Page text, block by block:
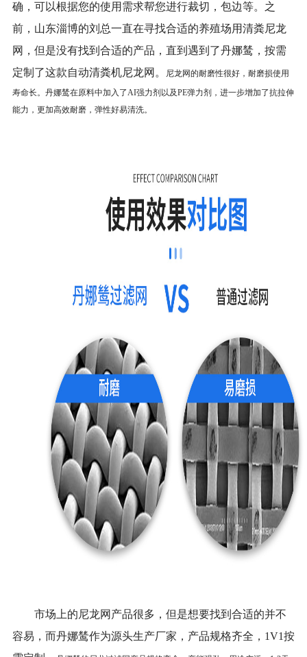
确，可以根据您的使用需求帮您进行裁切，包边等。之
前，山东淄博的刘总一直在寻找合适的养殖场用清粪尼龙
网，但是没有找到合适的产品，直到遇到了丹娜鸶，按需
定制了这款自动清粪机尼龙网。
尼龙网的耐磨性很好，耐磨损使用
寿命长。丹娜鸶在原料中加入了AI强力剂以及PE弹力剂，进一步增加了抗拉伸
能力，更加高效耐磨，弹性好易清洗。
市场上的尼龙网产品很多，但是想要找到合适的并不
容易，而丹娜鸶作为源头生产厂家，产品规格齐全， 1V1按